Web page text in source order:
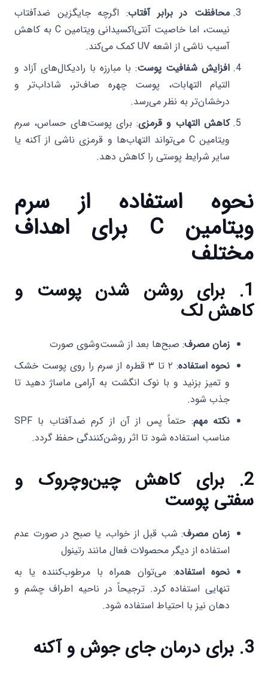
محافظت در برابر آفتاب: اگرچه جایگزین ضدآفتاب
نیست، اما خاصیت آنتی‌اکسیدانی ویتامین C به کاهش
آسیب ناشی از اشعه UV کمک می‌کند.
افزایش شفافیت پوست: با مبارزه با رادیکال‌های آزاد و
التیام التهابات، پوست چهره صاف‌تر، شاداب‌تر و
درخشان‌تر به نظر می‌رسد.
کاهش التهاب و قرمزی: برای پوست‌های حساس، سرم
ویتامین C می‌تواند التهاب‌ها و قرمزی ناشی از آکنه یا
سایر شرایط پوستی را کاهش دهد.
نحوه استفاده از سرم
ویتامین C برای اهداف
مختلف
1. برای روشن شدن پوست و
کاهش لک
زمان مصرف: صبح‌ها بعد از شست‌وشوی صورت
نحوه استفاده
: ۲ تا ۳ قطره از سرم را روی پوست خشک
و تمیز بزنید و با نوک انگشت به آرامی ماساژ دهید تا
جذب شود.
نکته مهم
: حتماً پس از آن از کرم ضدآفتاب با SPF
مناسب استفاده شود تا اثر روشن‌کنندگی حفظ گردد.
2. برای کاهش چین‌وچروک و
سفتی پوست
زمان مصرف: شب قبل از خواب، یا صبح در صورت عدم
استفاده از دیگر محصولات فعال مانند رتینول
نحوه استفاده: می‌توان همراه با مرطوب‌کننده یا به
تنهایی استفاده کرد. ترجیحاً در ناحیه اطراف چشم و
دهان نیز با احتیاط استفاده شود.
3. برای درمان جای جوش و آکنه